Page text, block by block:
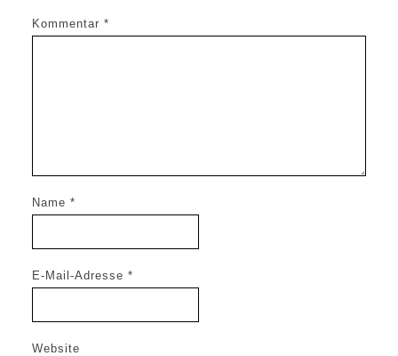
Kommentar *
Name *
E-Mail-Adresse *
Website